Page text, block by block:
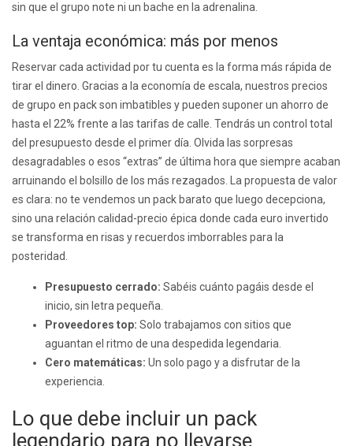
sin que el grupo note ni un bache en la adrenalina.
La ventaja económica: más por menos
Reservar cada actividad por tu cuenta es la forma más rápida de
tirar el dinero. Gracias a la economía de escala, nuestros precios
de grupo en pack son imbatibles y pueden suponer un ahorro de
hasta el 22% frente a las tarifas de calle. Tendrás un control total
del presupuesto desde el primer día. Olvida las sorpresas
desagradables o esos “extras” de última hora que siempre acaban
arruinando el bolsillo de los más rezagados. La propuesta de valor
es clara: no te vendemos un pack barato que luego decepciona,
sino una relación calidad-precio épica donde cada euro invertido
se transforma en risas y recuerdos imborrables para la
posteridad.
Presupuesto cerrado: Sabéis cuánto pagáis desde el
inicio, sin letra pequeña.
Proveedores top: Solo trabajamos con sitios que
aguantan el ritmo de una despedida legendaria.
Cero matemáticas: Un solo pago y a disfrutar de la
experiencia.
Lo que debe incluir un pack
legendario para no llevarse